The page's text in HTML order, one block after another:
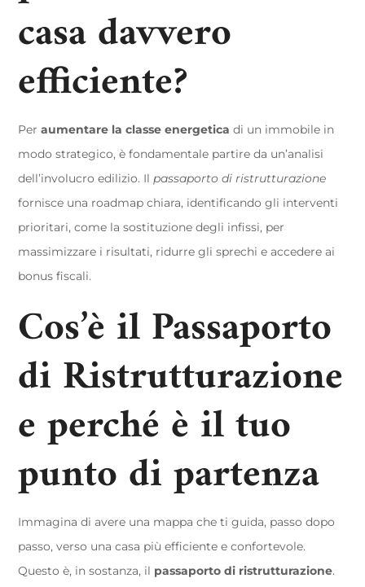
casa davvero
efficiente?
Peraumentare la classe energetica di un immobile in
modo strategico, è fondamentale partire da un’analisi
dell’involucro edilizio. Ilpassaporto di ristrutturazione
fornisce una roadmap chiara, identificando gli interventi
prioritari, come la sostituzione degli infissi, per
massimizzare i risultati, ridurre gli sprechi e accedere ai
bonus fiscali.
Cos’è il Passaporto
di Ristrutturazione
e perché è il tuo
punto di partenza
Immagina di avere una mappa che ti guida, passo dopo
passo, verso una casa più efficiente e confortevole.
Questo è, in sostanza, il passaporto di ristrutturazione.